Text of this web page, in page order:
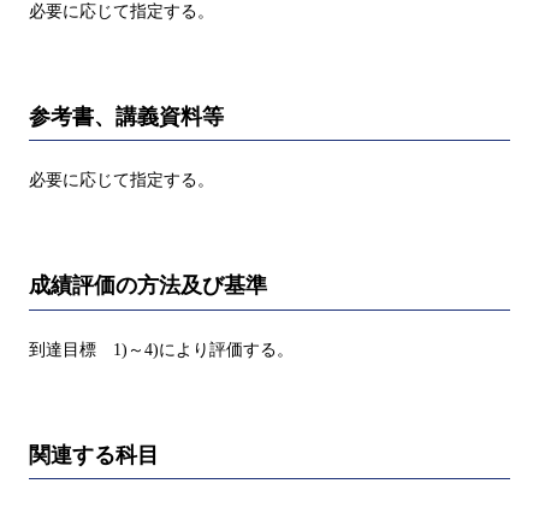
必要に応じて指定する。
参考書、講義資料等
必要に応じて指定する。
成績評価の方法及び基準
到達目標 1)～4)により評価する。
関連する科目